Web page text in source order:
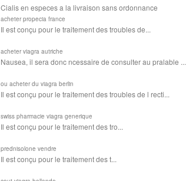
Cialis en especes a la livraison sans ordonnance
acheter propecia france
Il est conçu pour le traitement des troubles de...
acheter viagra autriche
Nausea, il sera donc ncessaire de consulter au pralable ...
ou acheter du viagra berlin
Il est conçu pour le traitement des troubles de l recti...
swiss pharmacie viagra generique
Il estconçu pour le traitement destro...
prednisolone vendre
Il est conçu pourle traitement des t...